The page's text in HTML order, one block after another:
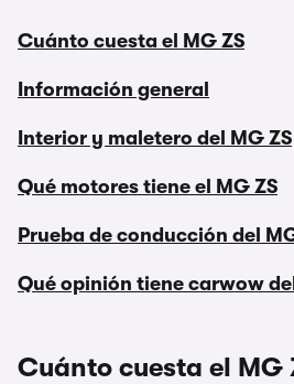
Cuánto cuesta el MG ZS
Información general
Interior y maletero del MG ZS
Qué motores tiene el MG ZS
Prueba de conducción del
Qué opinión tiene carwow
Cuánto cuesta el MG